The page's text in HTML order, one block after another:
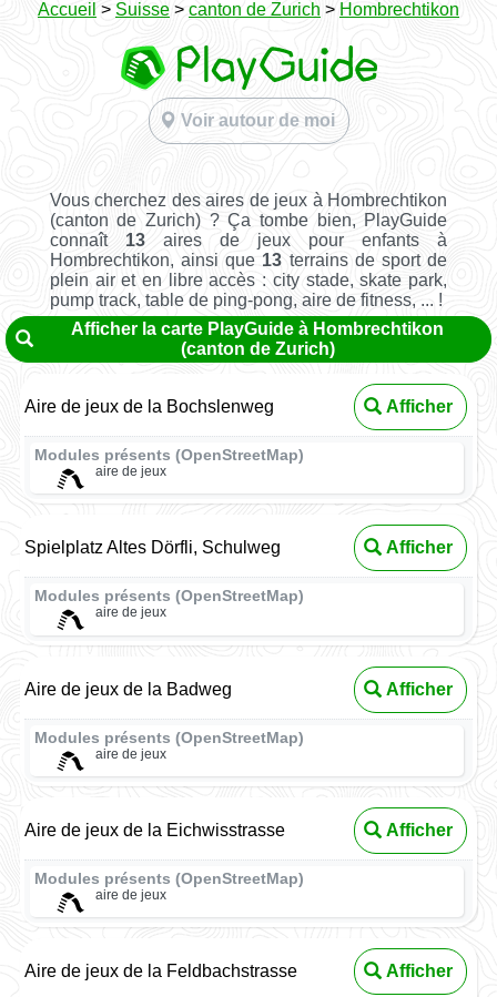
Accueil > Suisse > canton de Zurich > Hombrechtikon
Voir autour de moi
Vous cherchez des aires de jeux à Hombrechtikon
(canton de Zurich) ? Ça tombe bien, PlayGuide
connaît 13aires de jeux pour enfants à
Hombrechtikon, ainsi que 13 terrains de sport de
plein air et en libre accès : city stade, skate park,
pump track, table de ping-pong, aire de fitness, ... !
Afficher la carte PlayGuide à Hombrechtikon
(canton de Zurich)
Aire de jeux de la Bochslenweg Afficher
Modules présents (OpenStreetMap)
aire de jeux
Spielplatz Altes Dörfli, Schulweg Afficher
Modules présents (OpenStreetMap)
aire de jeux
Aire de jeux de la Badweg Afficher
Modules présents (OpenStreetMap)
aire de jeux
Aire de jeux de la Eichwisstrasse Afficher
Modules présents (OpenStreetMap)
aire de jeux
Aire de jeux de la Feldbachstrasse Afficher